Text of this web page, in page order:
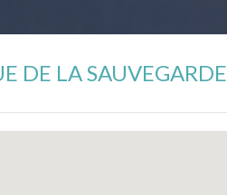
DE LA SAUVEGARDE